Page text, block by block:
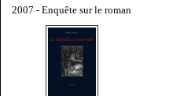
2007 - Enquête sur le roman